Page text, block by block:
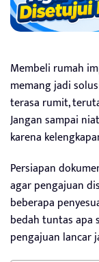
Membeli rumah
memang jadi
terasa rumit,
Jangan sampai
karena
Persiapan
agar pengajuan
beberapa
bedah tuntas apa
pengajuan lancar